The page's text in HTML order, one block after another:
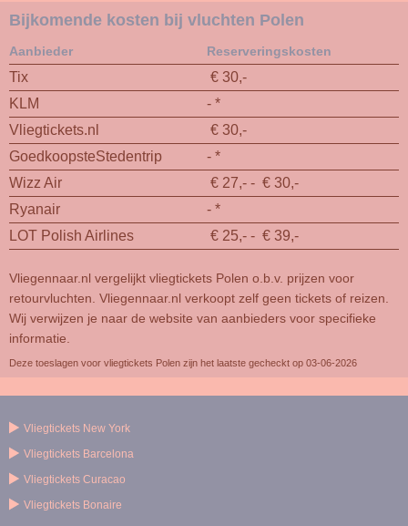
Bijkomende kosten bij vluchten Polen
Aanbieder Reserveringskosten
Tix
€ 30,-
KLM
- *
Vliegtickets.nl
€ 30,-
GoedkoopsteStedentrip
- *
Wizz Air
€ 27,- - € 30,-
Ryanair
- *
LOT Polish Airlines
€ 25,- - € 39,-
Vliegennaar.nl vergelijkt vliegtickets Polen o.b.v. prijzen voor
retourvluchten. Vliegennaar.nl verkoopt zelf geen tickets of reizen.
Wij verwijzen je naar de website van aanbieders voor specifieke
informatie.
Deze toeslagen voor vliegtickets Polen zijn het laatste gecheckt op 03-06-2026
Vliegtickets New York
Vliegtickets Barcelona
Vliegtickets Curacao
Vliegtickets Bonaire